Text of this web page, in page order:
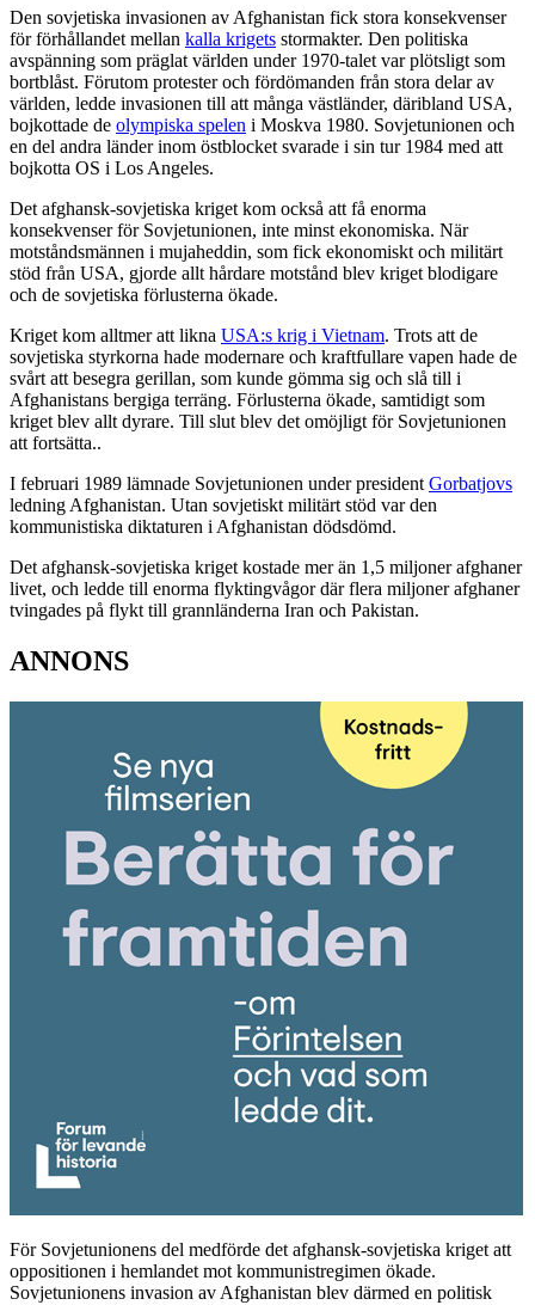
Den sovjetiska invasionen av Afghanistan fick stora konsekvenser
för förhållandet mellan kalla krigets stormakter. Den politiska
avspänning som präglat världen under 1970-talet var plötsligt som
bortblåst. Förutom protester och fördömanden från stora delar av
världen, ledde invasionen till att många västländer, däribland USA,
bojkottade de olympiska spelen i Moskva 1980. Sovjetunionen och
en del andra länder inom östblocket svarade i sin tur 1984 med att
bojkotta OS i Los Angeles.
Det afghansk-sovjetiska kriget kom också att få enorma
konsekvenser för Sovjetunionen, inte minst ekonomiska. När
motståndsmännen i mujaheddin, som fick ekonomiskt och militärt
stöd från USA, gjorde allt hårdare motstånd blev kriget blodigare
och de sovjetiska förlusterna ökade.
Kriget kom alltmer att likna USA:s krig i Vietnam. Trots att de
sovjetiska styrkorna hade modernare och kraftfullare vapen hade de
svårt att besegra gerillan, som kunde gömma sig och slå till i
Afghanistans bergiga terräng. Förlusterna ökade, samtidigt som
kriget blev allt dyrare. Till slut blev det omöjligt för Sovjetunionen
att fortsätta..
I februari 1989 lämnade Sovjetunionen under president Gorbatjovs
ledning Afghanistan. Utan sovjetiskt militärt stöd var den
kommunistiska diktaturen i Afghanistan dödsdömd.
Det afghansk-sovjetiska kriget kostade mer än 1,5 miljoner afghaner
livet, och ledde till enorma flyktingvågor där flera miljoner afghaner
tvingades på flykt till grannländerna Iran och Pakistan.
ANNONS
För Sovjetunionens del medförde det afghansk-sovjetiska kriget att
oppositionen i hemlandet mot kommunistregimen ökade.
Sovjetunionens invasion av Afghanistan blev därmed en politisk